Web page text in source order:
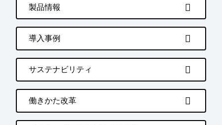
製品情報
導入事例
サステナビリティ
働きかた改革